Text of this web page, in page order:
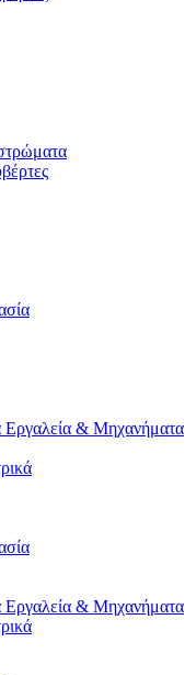
Εργαλεία & Μηχανήματα
Εργαλεία & Μηχανήματα